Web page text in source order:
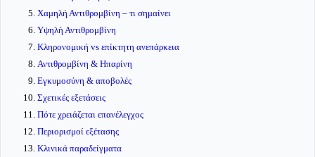
Χαμηλή Αντιθρομβίνη – τι σημαίνει
Υψηλή Αντιθρομβίνη
Κληρονομική vs επίκτητη ανεπάρκεια
Αντιθρομβίνη & Ηπαρίνη
Εγκυμοσύνη & αποβολές
Σχετικές εξετάσεις
Πότε χρειάζεται επανέλεγχος
Περιορισμοί εξέτασης
Κλινικά παραδείγματα